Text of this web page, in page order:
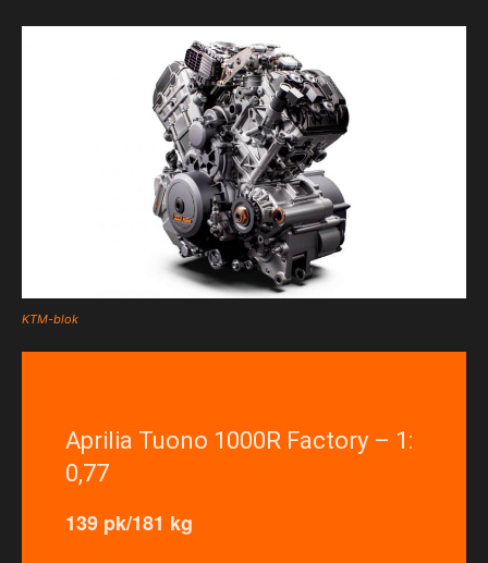
KTM-blok
Aprilia Tuono 1000R Factory – 1:
0,77
139 pk/181 kg